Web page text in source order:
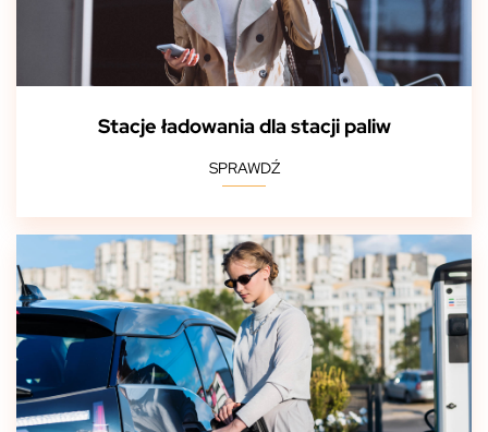
Stacje ładowania dla stacji paliw
SPRAWDŹ